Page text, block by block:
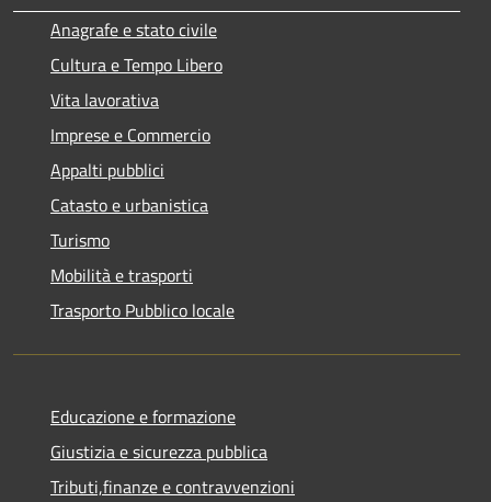
Anagrafe e stato civile
Cultura e Tempo Libero
Vita lavorativa
Imprese e Commercio
Appalti pubblici
Catasto e urbanistica
Turismo
Mobilità e trasporti
Trasporto Pubblico locale
Educazione e formazione
Giustizia e sicurezza pubblica
Tributi,finanze e contravvenzioni